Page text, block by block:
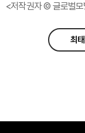
<저작권자 © 글로벌
최